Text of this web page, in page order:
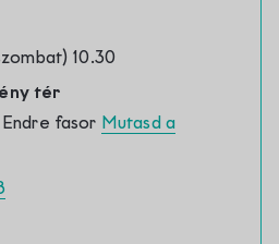
10.30
tér
fasor Mutasd a